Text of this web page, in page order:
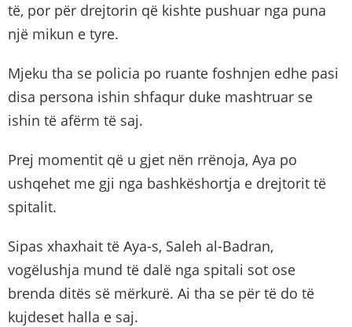
të, por për drejtorin që kishte pushuar nga puna
një mikun e tyre.
Mjeku tha se policia po ruante foshnjen edhe pasi
disa persona ishin shfaqur duke mashtruar se
ishin të afërm të saj.
Prej momentit që u gjet nën rrënoja, Aya po
ushqehet me gji nga bashkëshortja e drejtorit të
spitalit.
Sipas xhaxhait të Aya-s, Saleh al-Badran,
vogëlushja mund të dalë nga spitali sot ose
brenda ditës së mërkurë. Ai tha se për të do të
kujdeset halla e saj.